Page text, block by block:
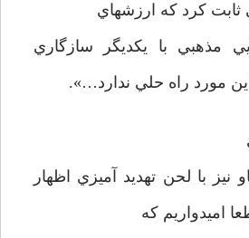
ثابت كرد كه ارزشهاي
مذهبي با يكديگر سازگاري
اين مورد راه حلي ندارد…».
نيز با لحن تهديد آميزي اظهار
اميدواريم كه